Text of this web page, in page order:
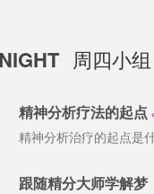
NIGHT 周四小组
精神分析疗法的起点